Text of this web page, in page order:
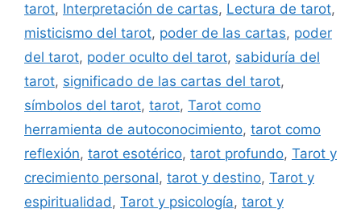
tarot, Interpretación de cartas, Lectura de tarot,
misticismo del tarot, poder de las cartas, poder
del tarot, poder oculto del tarot, sabiduría del
tarot, significado de las cartas del tarot,
símbolos del tarot, tarot, Tarot como
herramienta de autoconocimiento, tarot como
reflexión, tarot esotérico, tarot profundo, Tarot y
crecimiento personal, tarot y destino, Tarot y
espiritualidad, Tarot y psicología, tarot y